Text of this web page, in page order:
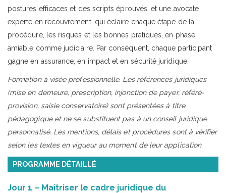
postures efficaces et des scripts éprouvés, et une avocate
experte en recouvrement, qui éclaire chaque étape de la
procédure, les risques et les bonnes pratiques, en phase
amiable comme judiciaire. Par conséquent, chaque participant
gagne en assurance, en impact et en sécurité juridique.
Formation à visée professionnelle. Les références juridiques
(mise en demeure, prescription, injonction de payer, référé-
provision, saisie conservatoire) sont présentées à titre
pédagogique et ne se substituent pas à un conseil juridique
personnalisé. Les mentions, délais et procédures sont à vérifier
selon les textes en vigueur au moment de leur application.
PROGRAMME DÉTAILLÉ
Jour 1 – Maîtriser le cadre juridique du